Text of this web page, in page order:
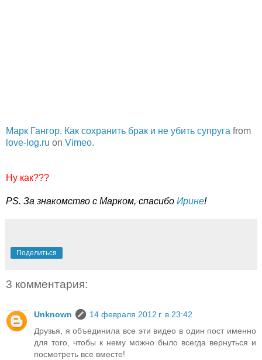
Марк Гангор. Как сохранить брак и не убить супруга from
love-log.ru on Vimeo.
Ну как???
PS. За знакомство с Марком, спасибо Ирине!
Поделиться
3 комментария:
Unknown
14 февраля 2012 г. в 23:42
Друзья, я объединила все эти видео в один пост именно
для того, чтобы к нему можно было всегда вернуться и
посмотреть все вместе!